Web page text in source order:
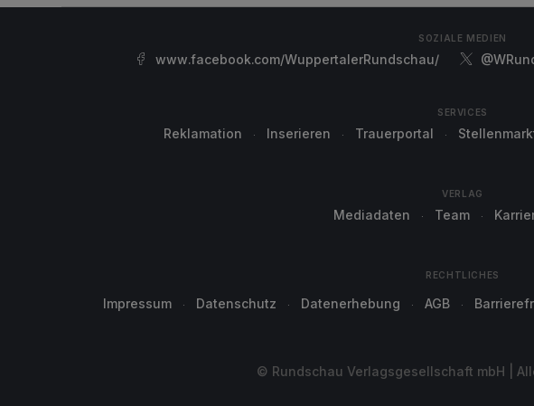
SOZIALE MEDIEN
www.facebook.com/WuppertalerRundschau/
SERVICES
Reklamation Inserieren Trauerportal
VERLAG
Mediadaten Team
RECHTLICHES
Impressum Datenschutz Datenerhebung AGB
© Rundschau Verlagsgesellschaft mbH |